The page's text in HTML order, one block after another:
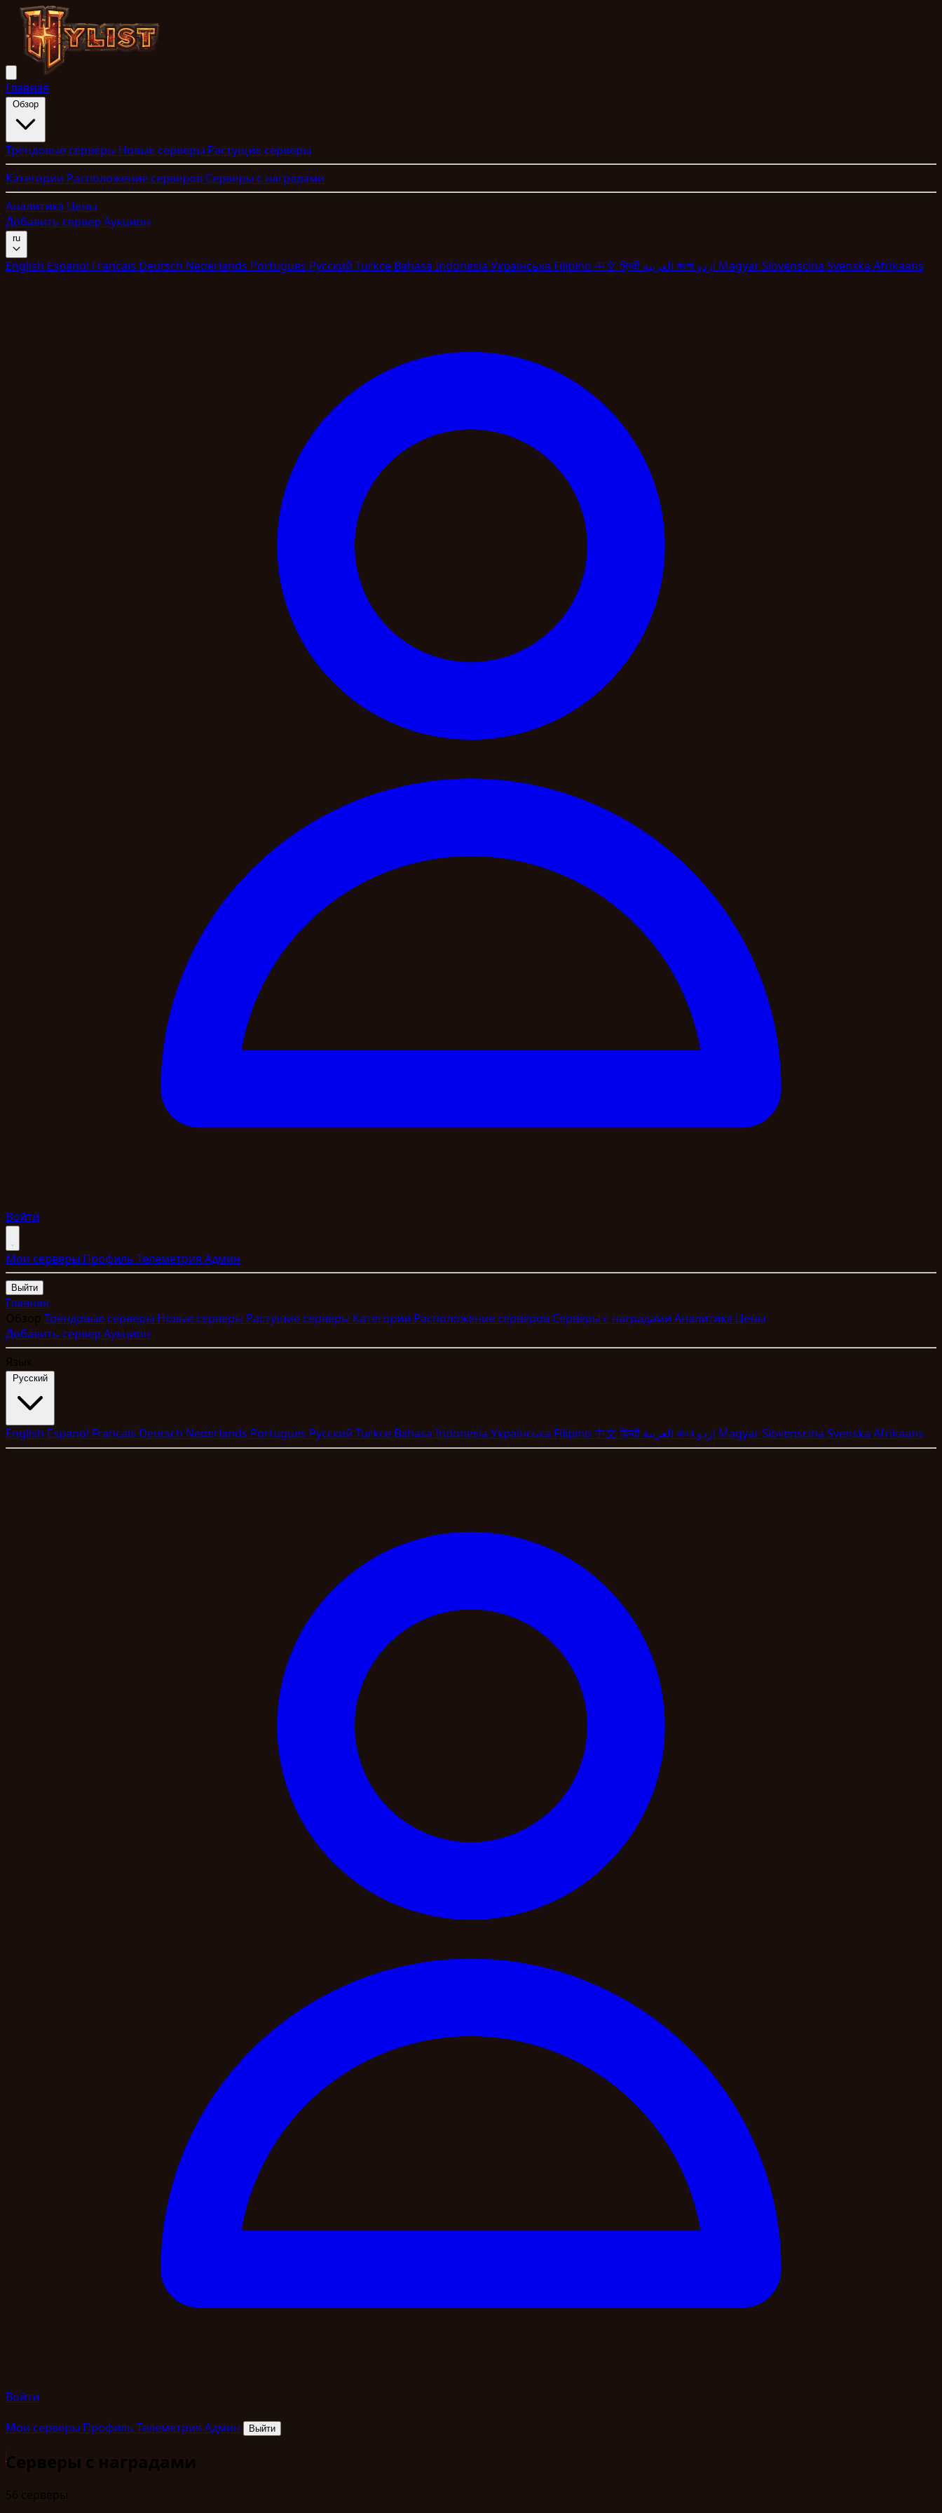
Главная
Трендовые серверы Новые серверы Растущие серверы
Категории Расположение серверов Серверы с наградами
Аналитика Цены
Добавить сервер Аукцион
ru
English Espanol Francais Deutsch Nederlands Portugues Pyccкий Turkce Bahasa Indonesia Укpaїнcькa Filipino 中文हिन्दी বাংলা MagyarSlovenscina Svenska Afrikaans
Войти
Мои серверы Профиль Телеметрия Админ
Выйти
Главная
Обзор Трендовые серверы Новые серверы Растущие серверы Категории Расположение серверов Серверы с наградами Аналитика Цены
Добавить сервер Аукцион
Язык
Pyccкий
English Espanol Francais Deutsch Nederlands Portugues Pyccкий Turkce Bahasa Indonesia Укpaїнcькa Filipino 中文हिन्दी বাংলা MagyarSlovenscina Svenska Afrikaans
Войти
Мои серверы Профиль Телеметрия Админ Выйти
Серверы с наградами
56 серверы